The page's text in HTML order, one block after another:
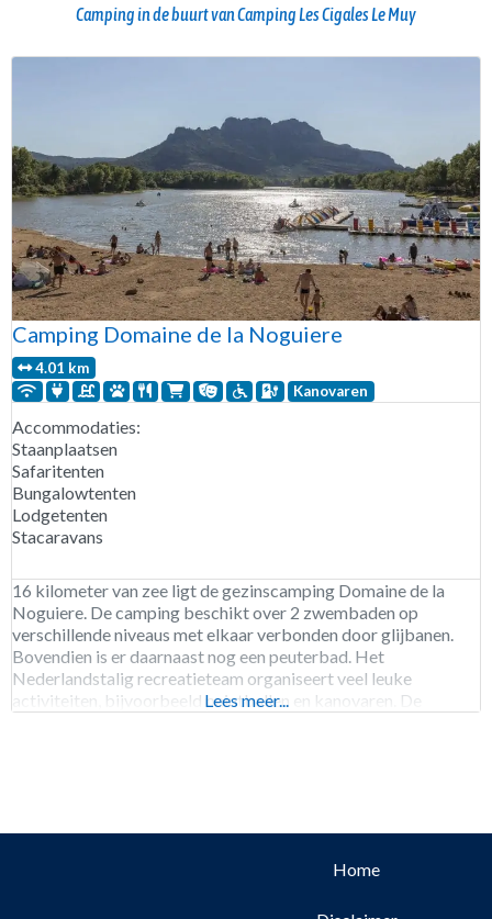
Camping in de buurt van Camping Les Cigales Le Muy
Camping Domaine de la Noguiere
4.01 km
Kanovaren
Accommodaties:
Staanplaatsen
Safaritenten
Bungalowtenten
Lodgetenten
Stacaravans
16 kilometer van zee ligt de gezinscamping Domaine de la
Noguiere. De camping beschikt over 2 zwembaden op
verschillende niveaus met elkaar verbonden door glijbanen.
Bovendien is er daarnaast nog een peuterbad. Het
Nederlandstalig recreatieteam organiseert veel leuke
activiteiten, bijvoorbeeld paintballen en kanovaren. De
Lees meer...
Home